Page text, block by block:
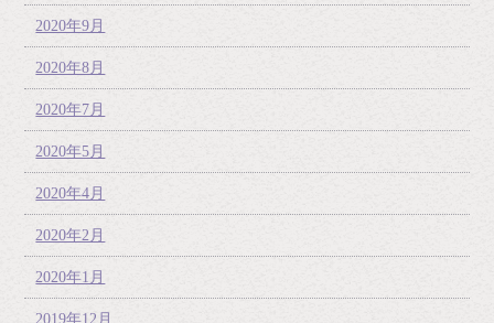
2020年9月
2020年8月
2020年7月
2020年5月
2020年4月
2020年2月
2020年1月
2019年12月